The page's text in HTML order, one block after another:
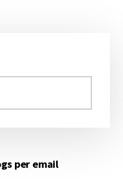
per email